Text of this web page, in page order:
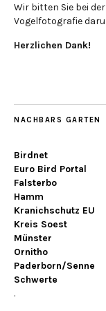
Wir bitten Sie bei
Vogelfotografie
Herzlichen Dank!
NACHBARS GARTEN
Birdnet
Euro Bird Portal
Falsterbo
Hamm
Kranichschutz EU
Kreis Soest
Münster
Ornitho
Paderborn/Senne
Schwerte
.